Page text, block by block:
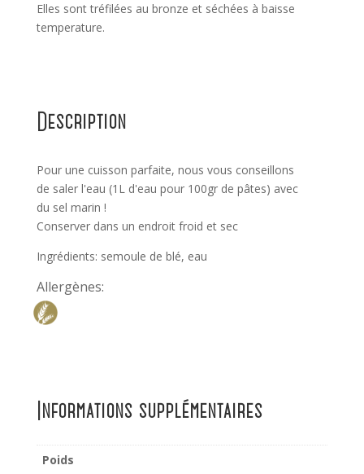
Elles sont tréfilées au bronze et séchées à baisse
temperature.
Description
Pour une cuisson parfaite, nous vous conseillons
de saler l'eau (1L d'eau pour 100gr de pâtes) avec
du sel marin !
Conserver dans un endroit froid et sec
Ingrédients: semoule de blé, eau
Allergènes:
Informations supplémentaires
Poids